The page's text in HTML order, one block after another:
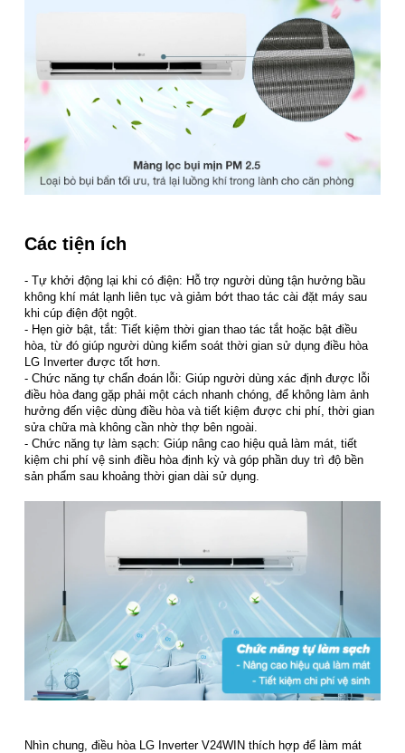
Các tiện ích
- Tự khởi động lại khi có điện: Hỗ trợ người dùng tận hưởng bầu
không khí mát lạnh liên tục và giảm bớt thao tác cài đặt máy sau
khi cúp điện đột ngột.
- Hẹn giờ bật, tắt: Tiết kiệm thời gian thao tác tắt hoặc bật điều
hòa, từ đó giúp người dùng kiểm soát thời gian sử dụng điều hòa
LG Inverter được tốt hơn.
- Chức năng tự chẩn đoán lỗi: Giúp người dùng xác định được lỗi
điều hòa đang gặp phải một cách nhanh chóng, để không làm ảnh
hưởng đến việc dùng điều hòa và tiết kiệm được chi phí, thời gian
sửa chữa mà không cần nhờ thợ bên ngoài.
- Chức năng tự làm sạch: Giúp nâng cao hiệu quả làm mát, tiết
kiệm chi phí vệ sinh điều hòa định kỳ và góp phần duy trì độ bền
sản phẩm sau khoảng thời gian dài sử dụng.
Nhìn chung, điều hòa LG Inverter V24WIN thích hợp để làm mát